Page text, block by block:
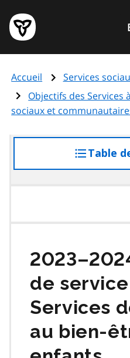
au
contenu
principal
Page
d'accueil
de
l'Ontario
Accueil
Services
Objectifs des Services
sociaux et
Table
de service
Services
au bien-